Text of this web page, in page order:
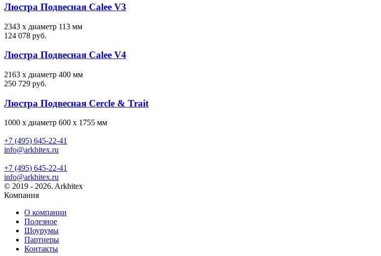
Люстра Подвесная Calee V3
2343 х диаметр 113 мм
124 078 руб.
Люстра Подвесная Calee V4
2163 х диаметр 400 мм
250 729 руб.
Люстра Подвесная Cercle & Trait
1000 х диаметр 600 х 1755 мм
+7 (495) 645-22-41
info@arkhitex.ru
+7 (495) 645-22-41
info@arkhitex.ru
© 2019 - 2026. Arkhitex
Компания
О компании
Полезное
Шоурумы
Партнеры
Контакты